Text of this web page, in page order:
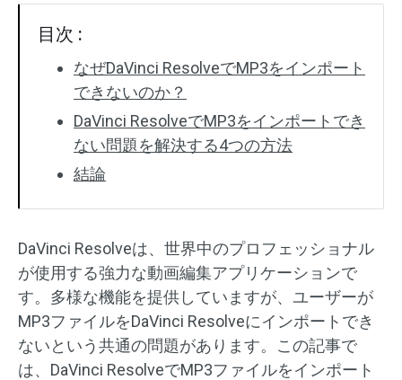
目次 :
なぜDaVinci ResolveでMP3をインポート
できないのか？
DaVinci ResolveでMP3をインポートでき
ない問題を解決する4つの方法
結論
DaVinci Resolveは、世界中のプロフェッショナル
が使用する強力な動画編集アプリケーションで
す。多様な機能を提供していますが、ユーザーが
MP3ファイルをDaVinci Resolveにインポートでき
ないという共通の問題があります。この記事で
は、DaVinci ResolveでMP3ファイルをインポート